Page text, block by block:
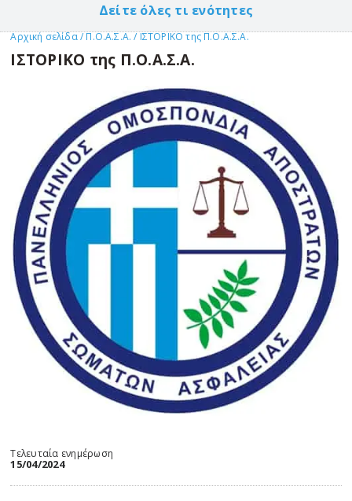
Δείτε όλες τι ενότητες
Αρχική σελίδα/Π.Ο.Α.Σ.Α./ ΙΣΤΟΡΙΚΟ της Π.Ο.Α.Σ.Α.
ΙΣΤΟΡΙΚΟ της Π.Ο.Α.Σ.Α.
Τελευταία ενημέρωση
15/04/2024